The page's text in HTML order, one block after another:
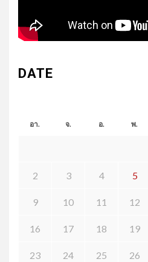
DATE
อา. จ. อ. พ.
2 3 4 5
9 10 11 12
16 17 18 19
23 24 25 26